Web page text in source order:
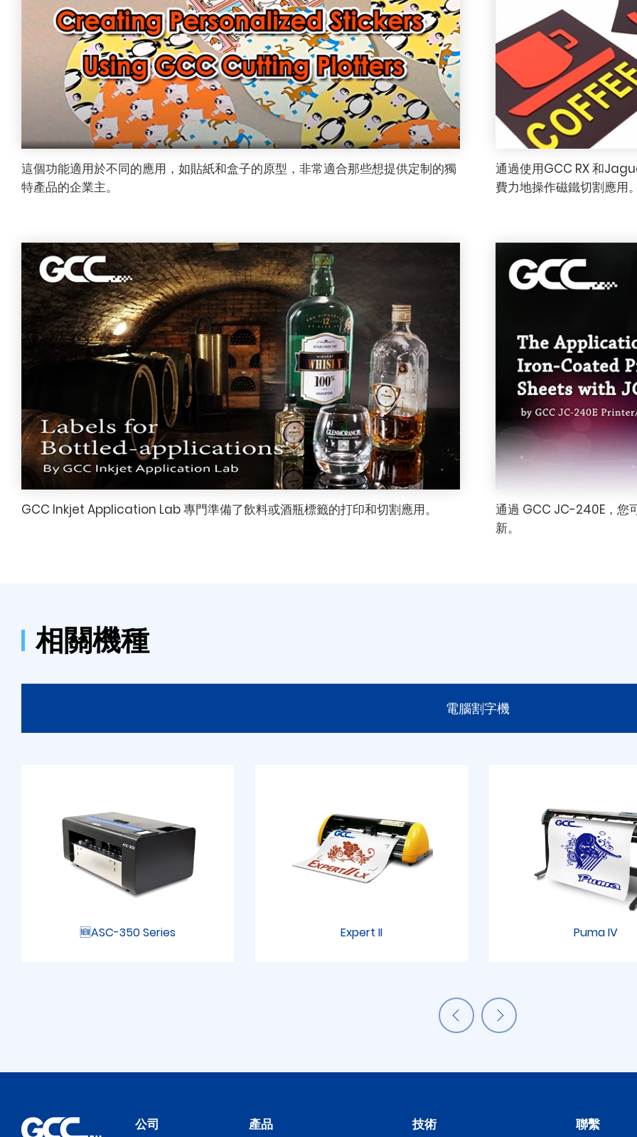
這個功能適用於不同的應用，如貼紙和盒子的原型，非常適合那些想提供定制的獨
特產品的企業主。
通過使用GCC RX 和
費力地操作磁鐵切割應用
GCC Inkjet Application Lab 專門準備了飲料或酒瓶標籤的打印和切割應用。
通過 GCC JC-240E，您
新。
相關機種
電腦割字機
🆕ASC-350 Series Expert II Puma IV
公司 產品 技術 聯繫